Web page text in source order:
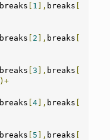
breaks [ 1 ], breaks [
breaks [ 2 ], breaks [
breaks [3 ], breaks [
)+
breaks [4], breaks [
breaks [ 5 ], breaks [